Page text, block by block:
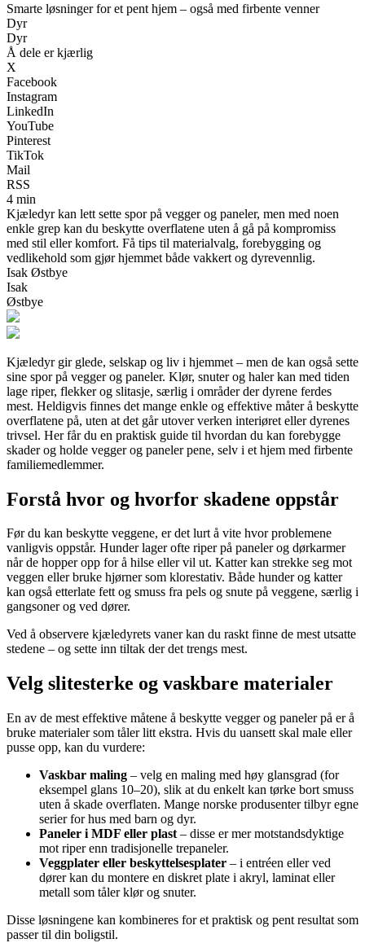
Smarte løsninger for et pent hjem – også med firbente venner
Dyr
Dyr
Å dele er kjærlig
X
Facebook
Instagram
LinkedIn
YouTube
Pinterest
TikTok
Mail
RSS
4 min
Kjæledyr kan lett sette spor på vegger og paneler, men med noen
enkle grep kan du beskytte overflatene uten å gå på kompromiss
med stil eller komfort. Få tips til materialvalg, forebygging og
vedlikehold som gjør hjemmet både vakkert og dyrevennlig.
Isak Østbye
Isak
Østbye
Kjæledyr gir glede, selskap og liv i hjemmet – men de kan også sette
sine spor på vegger og paneler. Klør, snuter og haler kan med tiden
lage riper, flekker og slitasje, særlig i områder der dyrene ferdes
mest. Heldigvis finnes det mange enkle og effektive måter å beskytte
overflatene på, uten at det går utover verken interiøret eller dyrenes
trivsel. Her får du en praktisk guide til hvordan du kan forebygge
skader og holde vegger og paneler pene, selv i et hjem med firbente
familiemedlemmer.
Forstå hvor og hvorfor skadene oppstår
Før du kan beskytte veggene, er det lurt å vite hvor problemene
vanligvis oppstår. Hunder lager ofte riper på paneler og dørkarmer
når de hopper opp for å hilse eller vil ut. Katter kan strekke seg mot
veggen eller bruke hjørner som klorestativ. Både hunder og katter
kan også etterlate fett og smuss fra pels og snute på veggene, særlig i
gangsoner og ved dører.
Ved å observere kjæledyrets vaner kan du raskt finne de mest utsatte
stedene – og sette inn tiltak der det trengs mest.
Velg slitesterke og vaskbare materialer
En av de mest effektive måtene å beskytte vegger og paneler på er å
bruke materialer som tåler litt ekstra. Hvis du uansett skal male eller
pusse opp, kan du vurdere:
Vaskbar maling – velg en maling med høy glansgrad (for
eksempel glans 10–20), slik at du enkelt kan tørke bort smuss
uten å skade overflaten. Mange norske produsenter tilbyr egne
serier for hus med barn og dyr.
Paneler i MDF eller plast – disse er mer motstandsdyktige
mot riper enn tradisjonelle trepaneler.
Veggplater eller beskyttelsesplater – i entréen eller ved
dører kan du montere en diskret plate i akryl, laminat eller
metall som tåler klør og snuter.
Disse løsningene kan kombineres for et praktisk og pent resultat som
passer til din boligstil.